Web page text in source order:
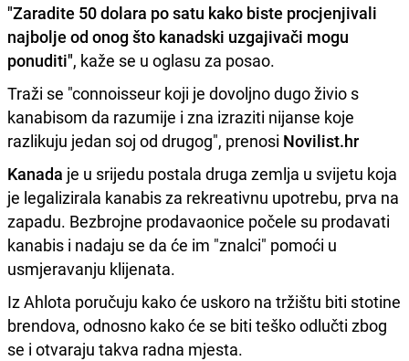
"Zaradite 50 dolara po satu kako biste procjenjivali
najbolje od onog što kanadski uzgajivači mogu
ponuditi", kaže se u oglasu za posao.
Traži se "connoisseur koji je dovoljno dugo živio s
kanabisom da razumije i zna izraziti nijanse koje
razlikuju jedan soj od drugog", prenosi Novilist.hr
Kanada je u srijedu postala druga zemlja u svijetu koja
je legalizirala kanabis za rekreativnu upotrebu, prva na
zapadu. Bezbrojne prodavaonice počele su prodavati
kanabis i nadaju se da će im "znalci" pomoći u
usmjeravanju klijenata.
Iz Ahlota poručuju kako će uskoro na tržištu biti stotine
brendova, odnosno kako će se biti teško odlučti zbog
se i otvaraju takva radna mjesta.